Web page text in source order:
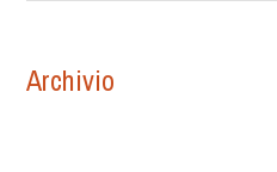
Archivio